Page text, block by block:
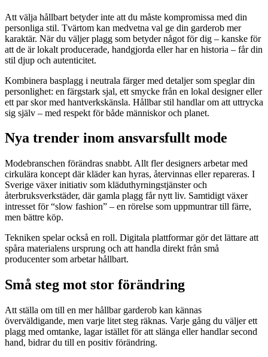
Att välja hållbart betyder inte att du måste kompromissa med din
personliga stil. Tvärtom kan medvetna val ge din garderob mer
karaktär. När du väljer plagg som betyder något för dig – kanske för
att de är lokalt producerade, handgjorda eller har en historia – får din
stil djup och autenticitet.
Kombinera basplagg i neutrala färger med detaljer som speglar din
personlighet: en färgstark sjal, ett smycke från en lokal designer eller
ett par skor med hantverkskänsla. Hållbar stil handlar om att uttrycka
sig själv – med respekt för både människor och planet.
Nya trender inom ansvarsfullt mode
Modebranschen förändras snabbt. Allt fler designers arbetar med
cirkulära koncept där kläder kan hyras, återvinnas eller repareras. I
Sverige växer initiativ som kläduthyrningstjänster och
återbruksverkstäder, där gamla plagg får nytt liv. Samtidigt växer
intresset för “slow fashion” – en rörelse som uppmuntrar till färre,
men bättre köp.
Tekniken spelar också en roll. Digitala plattformar gör det lättare att
spåra materialens ursprung och att handla direkt från små
producenter som arbetar hållbart.
Små steg mot stor förändring
Att ställa om till en mer hållbar garderob kan kännas
överväldigande, men varje litet steg räknas. Varje gång du väljer ett
plagg med omtanke, lagar istället för att slänga eller handlar second
hand, bidrar du till en positiv förändring.